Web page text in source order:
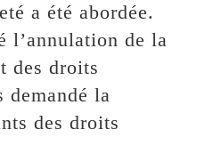
a été abordée.
l’annulation de la
des droits
demandé la
des droits